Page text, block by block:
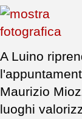
A Luino
Maurizio
luoghi